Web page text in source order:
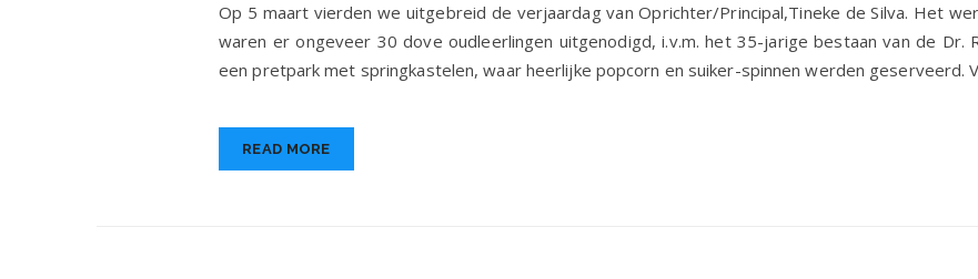
Op 5 maart vierden we uitgebreid de verjaardag van Oprichter/Principal,Tineke de Silva. Het
waren er ongeveer 30 dove oudleerlingen uitgenodigd, i.v.m. het 35-jarige bestaan van de Dr.
een pretpark met springkastelen, waar heerlijke popcorn en suiker-spinnen werden geserveerd.
READ MORE